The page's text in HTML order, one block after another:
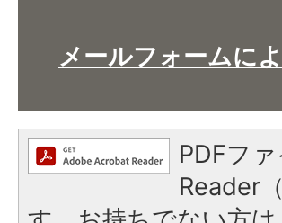
メールフォームに
PDFフ
Reader